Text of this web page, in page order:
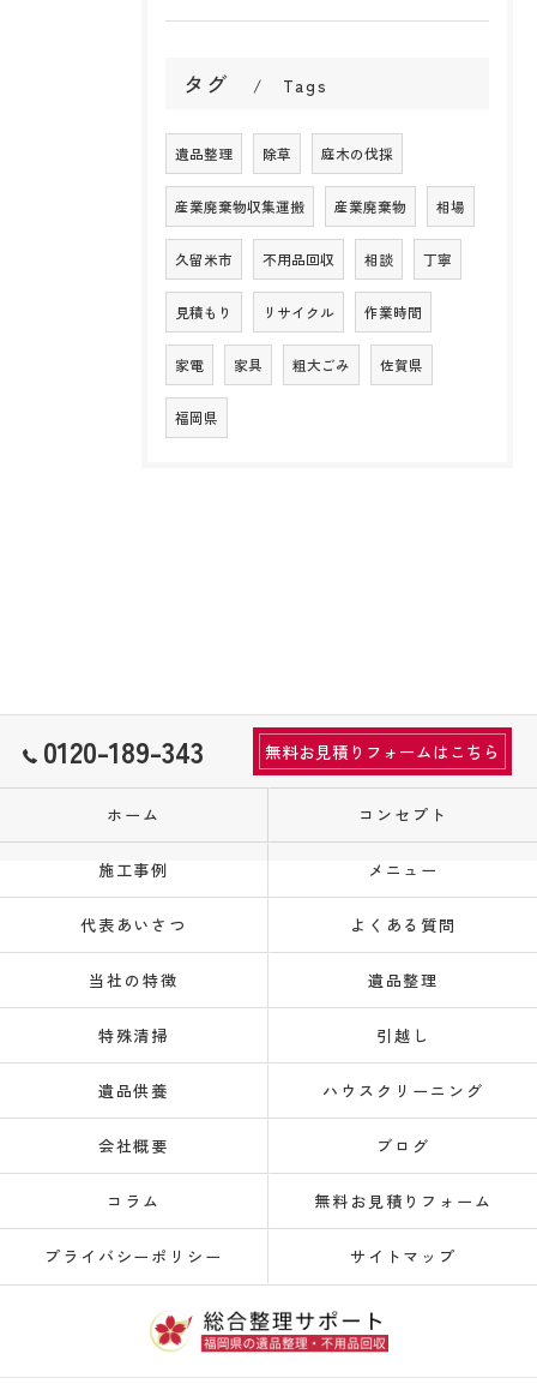
タグ Tags
遺品整理 除草 庭木の伐採
産業廃棄物収集運搬 産業廃棄物 相場
久留米市 不用品回収 相談 丁寧
見積もり リサイクル 作業時間
家電 家具 粗大ごみ 佐賀県
福岡県
0120-189-343 無料お見積りフォームはこちら
ホーム コンセプト
施工事例 メニュー
代表あいさつ よくある質問
当社の特徴 遺品整理
特殊清掃 引越し
遺品供養 ハウスクリーニング
会社概要 ブログ
コラム 無料お見積りフォーム
プライバシーポリシー サイトマップ